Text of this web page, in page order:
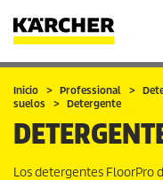
Inicio Professional
suelos
Detergente
Los detergentes FloorPro